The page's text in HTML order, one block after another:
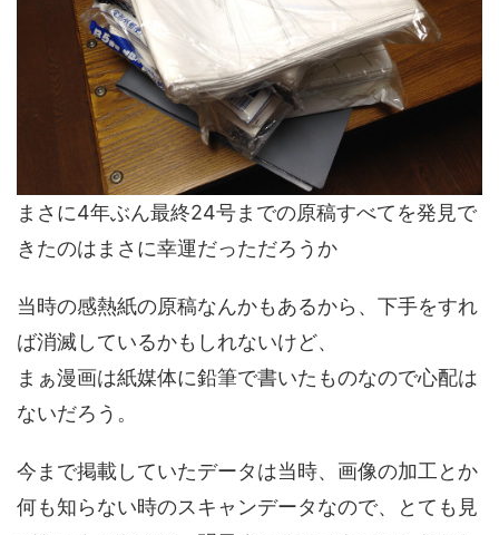
まさに4年ぶん最終24号までの原稿すべてを発見で
きたのはまさに幸運だっただろうか
当時の感熱紙の原稿なんかもあるから、下手をすれ
ば消滅しているかもしれないけど、
まぁ漫画は紙媒体に鉛筆で書いたものなので心配は
ないだろう。
今まで掲載していたデータは当時、画像の加工とか
何も知らない時のスキャンデータなので、とても見